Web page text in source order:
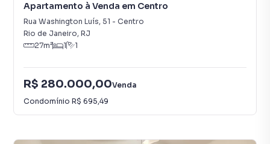
Apartamento à Venda em Centro
Rua Washington Luís, 51 - Centro
Rio de Janeiro, RJ
27m² 1 1
R$ 280.000,00Venda
Condomínio R$ 695,49